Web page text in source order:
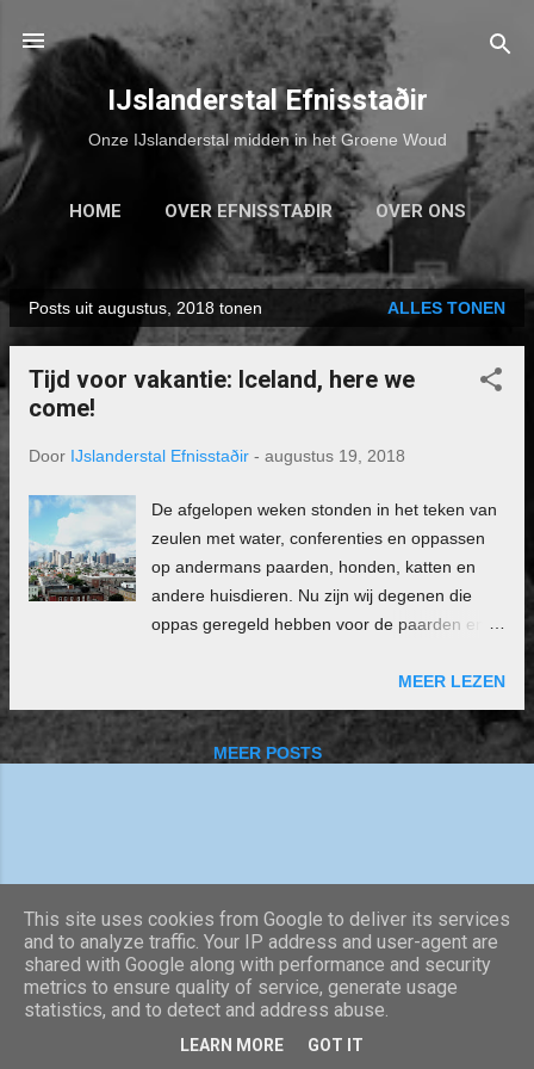
Doorgaan naar hoofdcontent
IJslanderstal Efnisstaðir
Onze IJslanderstal midden in het Groene Woud
HOME OVER EFNISSTAÐIR OVER ONS
ONZE PAARDEN MEER… CONTACT
P
o
Posts uit augustus, 2018 tonen ALLES TONEN
Tijd voor vakantie: Iceland, here we
come!
Door IJslanderstal Efnisstaðir - augustus 19, 2018
De afgelopen weken stonden in het teken van
zeulen met water, conferenties en oppassen
op andermans paarden, honden, katten en
andere huisdieren. Nu zijn wij degenen die
oppas geregeld hebben voor de paarden en
MEER LEZEN
MEER POSTS
Mogelijk gemaakt door Blogger
This site uses cookies from Google to deliver its services
and to analyze traffic. Your IP address and user-agent are
shared with Google along with performance and security
metrics to ensure quality of service, generate usage
statistics, and to detect and address abuse.
LEARN MORE GOT IT